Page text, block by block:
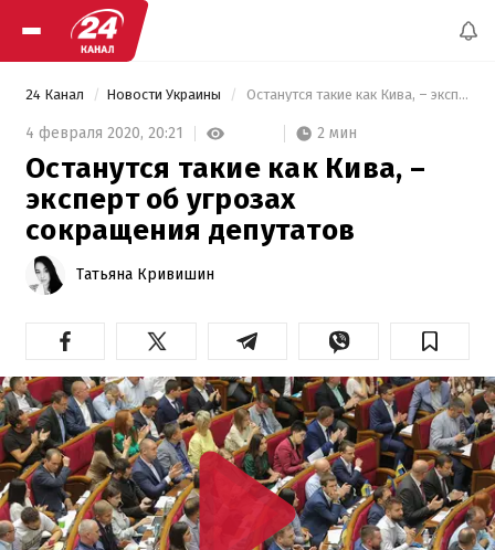
24 Канал Новости Украины Останутся такие как Кива, – эксперт об угрозах сокращения депутатов
4 февраля 2020, 20:21 2 мин
Останутся такие как Кива, –
эксперт об угрозах
сокращения депутатов
Татьяна Кривишин